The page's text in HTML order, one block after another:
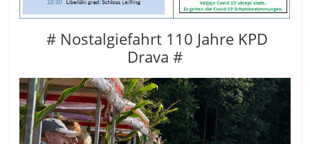
# Nostalgiefahrt 110 Jahre KPD
Drava #